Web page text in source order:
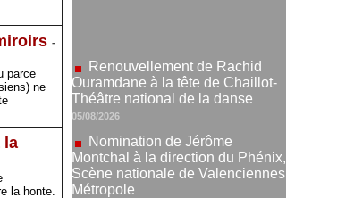
-
parce
ne
la
la honte.
05/08/2026
Nomination de Jérôme
Montchal à la direction du Phénix,
Scène nationale de Valenciennes
Métropole
22/07/2026
Nomination de Servane
Ducorps et Mikaël Serre à la